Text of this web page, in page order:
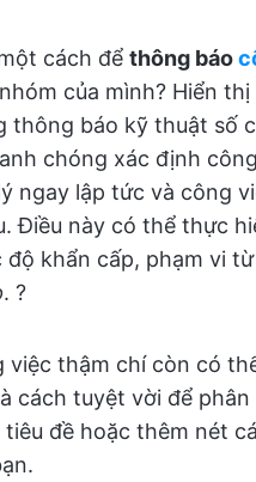
cách để thông báo
của mình? Hiển
thông báo kỹ thuật số
chóng xác định
ngay lập tức và công
Điều này có thể thực
độ khẩn cấp, phạm vi từ
. ?
việc thậm chí còn có
cách tuyệt vời để phân
tiêu đề hoặc thêm nét